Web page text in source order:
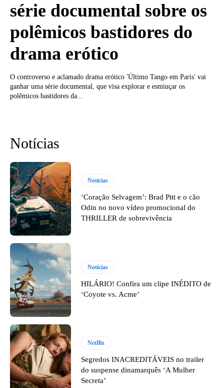
série documental sobre os
polêmicos bastidores do
drama erótico
O controverso e aclamado drama erótico 'Último Tango em Paris' vai
ganhar uma série documental, que visa explorar e esmiuçar os
polêmicos bastidores da...
Notícias
Notícias
‘Coração Selvagem’: Brad Pitt e o cão
Odin no novo vídeo promocional do
THRILLER de sobrevivência
Notícias
HILÁRIO! Confira um clipe INÉDITO de
‘Coyote vs. Acme’
Netflix
Segredos INACREDITÁVEIS no trailer
do suspense dinamarquês ‘A Mulher
Secreta’